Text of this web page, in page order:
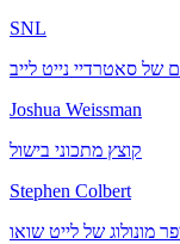
SNL
של סאטרדיי נייט לייב
Joshua Weissman
קוצץ מתכוני בישול
Stephen Colbert
מונולוג של לייט שואו